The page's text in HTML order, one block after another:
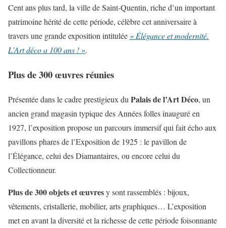
Cent ans plus tard, la ville de Saint-Quentin, riche d’un important
patrimoine hérité de cette période, célèbre cet anniversaire à
travers une grande exposition intitulée « Élégance et modernité.
L’Art déco a 100 ans ! ».
Plus de 300 œuvres réunies
Présentée dans le cadre prestigieux du Palais de l’Art Déco, un
ancien grand magasin typique des Années folles inauguré en
1927, l’exposition propose un parcours immersif qui fait écho aux
pavillons phares de l’Exposition de 1925 : le pavillon de
l’Élégance, celui des Diamantaires, ou encore celui du
Collectionneur.
Plus de 300 objets et œuvresy sont rassemblés : bijoux,
vêtements, cristallerie, mobilier, arts graphiques… L’exposition
met en avant la diversité et la richesse de cette période foisonnante